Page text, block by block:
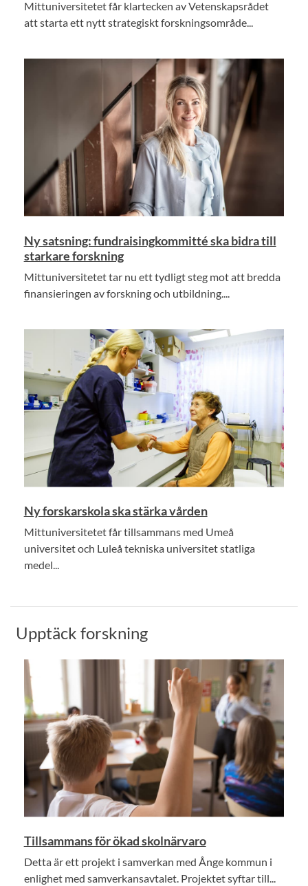
Mittuniversitetet får klartecken av Vetenskapsrådet
att starta ett nytt strategiskt forskningsområde...
Ny satsning: fundraisingkommitté ska bidra till
starkare forskning
Mittuniversitetet tar nu ett tydligt steg mot att bredda
finansieringen av forskning och utbildning....
Ny forskarskola ska stärka vården
Mittuniversitetet får tillsammans med Umeå
universitet och Luleå tekniska universitet statliga
medel...
Upptäck forskning
Tillsammans för ökad skolnärvaro
Detta är ett projekt i samverkan med Ånge kommun i
enlighet med samverkansavtalet. Projektet syftar till...